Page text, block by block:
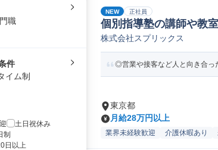
職
件
イム制
土日祝休み
制
日以上
NEW 正社員
個別指導塾の講師や教
株式会社スプリックス
◎営業や接客など人と向き合
東京都
月給28万円以上
業界未経験歓迎 介護休暇あり